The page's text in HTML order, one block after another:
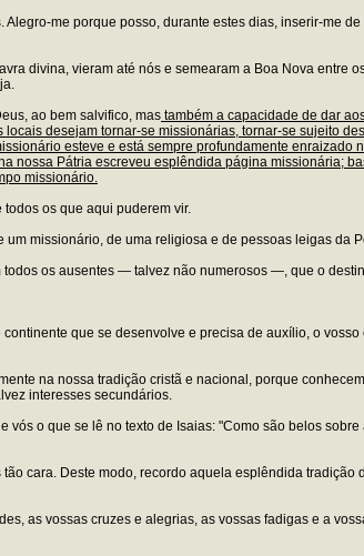
me porque posso, durante estes dias, inserir-me
divina, vieram até nós e semearam a Boa Nova
ao bem salvifico, mas também a capacidade de dar
desejam tornar-se missionárias, tornar-se sujeito
esteve e está sempre profundamente
nossa Pátria escreveu esplêndida página missionária;
missionário.
os que aqui puderem vir.
missionário, de uma religiosa e de pessoas leigas da
os ausentes — talvez não numerosos —, que o
que se desenvolve e precisa de auxílio, o
na nossa tradição cristã e nacional, porque
interesses secundários.
o que se lê no texto de Isaias: "Como são belos
cara. Deste modo, recordo aquela esplêndida
as vossas cruzes e alegrias, as vossas fadigas e a